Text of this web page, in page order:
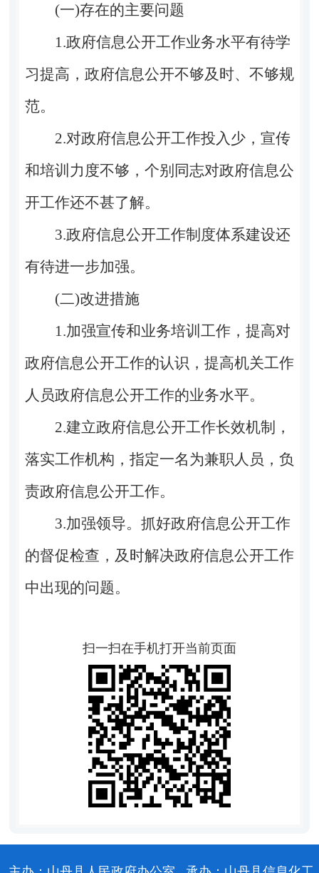
(一)存在的主要问题
1.政府信息公开工作业务水平有待学
习提高，政府信息公开不够及时、不够规
范。
2.对政府信息公开工作投入少，宣传
和培训力度不够，个别同志对政府信息公
开工作还不甚了解。
3.政府信息公开工作制度体系建设还
有待进一步加强。
(二)改进措施
1.加强宣传和业务培训工作，提高对
政府信息公开工作的认识，提高机关工作
人员政府信息公开工作的业务水平。
2.建立政府信息公开工作长效机制，
落实工作机构，指定一名为兼职人员，负
责政府信息公开工作。
3.加强领导。抓好政府信息公开工作
的督促检查，及时解决政府信息公开工作
中出现的问题。
扫一扫在手机打开当前页面